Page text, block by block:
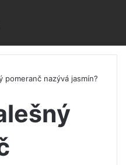
pomeranč nazývá jasmín?